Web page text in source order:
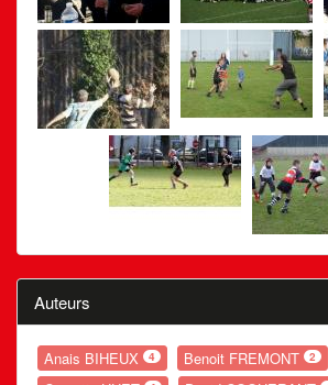
Auteurs
Anais BIHEUX 4 Benoit FREMONT 2